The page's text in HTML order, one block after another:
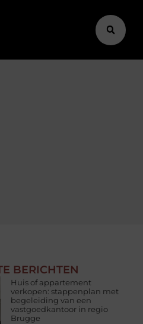
BERICHTEN
Huis of appartement
verkopen: stappenplan met
begeleiding van een
vastgoedkantoor in regio
Brugge